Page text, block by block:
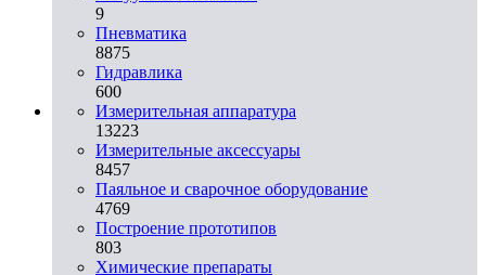
9
Пневматика
8875
Гидравлика
600
Измерительная аппаратура
13223
Измерительные аксессуары
8457
Паяльное и сварочное оборудование
4769
Построение прототипов
803
Химические препараты